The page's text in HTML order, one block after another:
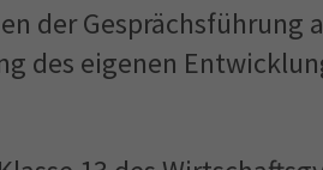
der Gesprächsführung
des eigenen